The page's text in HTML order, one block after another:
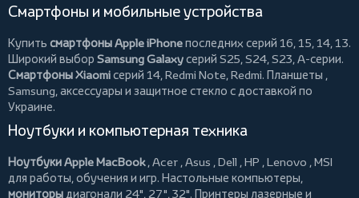
Смартфоны и мобильные устройства
Купить смартфоны Apple iPhoneпоследних серий 16, 15, 14, 13.
Широкий выбор Samsung Galaxyсерий S25, S24, S23, A-серии.
Смартфоны Xiaomiсерий 14, Redmi Note, Redmi. Планшеты ,
Samsung, аксессуары и защитное стекло с доставкой по
Украине.
Ноутбуки и компьютерная техника
Ноутбуки Apple MacBook, Acer , Asus , Dell , HP , Lenovo , MSI
для работы, обучения и игр. Настольные компьютеры,
мониторы диагонали 24", 27", 32". Принтеры лазерные и